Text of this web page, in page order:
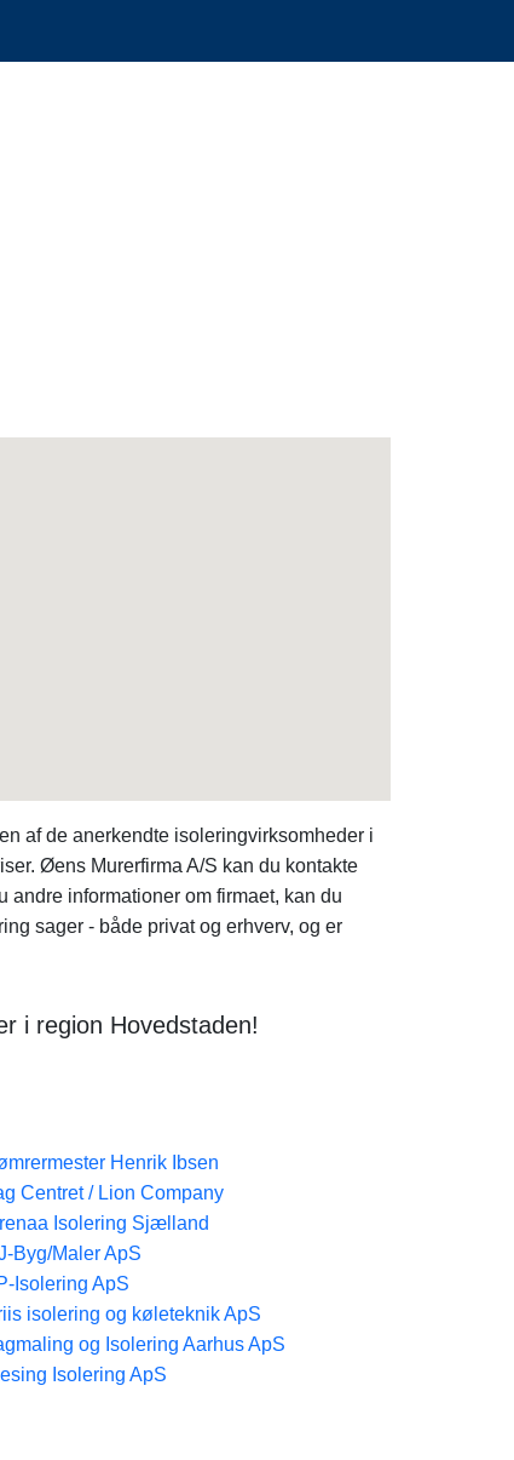
af de anerkendte isoleringvirksomheder i
Øens Murerfirma A/S kan du kontakte
informationer om firmaet, kan du
sager - både privat og erhverv, og er
i region Hovedstaden!
Henrik Ibsen
Centret / Lion Company
Isolering Sjælland
Byg/Maler ApS
Isolering ApS
isolering og køleteknik ApS
og Isolering Aarhus ApS
Isolering ApS